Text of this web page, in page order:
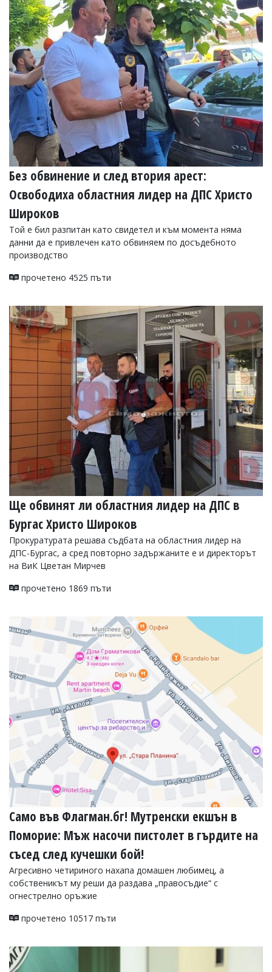
Без обвинение и след втория арест:
Освободиха областния лидер на ДПС Христо
Широков
Той е бил разпитан като свидетел и към момента няма
данни да е привлечен като обвиняем по досъдебното
производство
прочетено 4525 пъти
Ще обвинят ли областния лидер на ДПС в
Бургас Христо Широков
Прокуратурата решава съдбата на областния лидер на
ДПС-Бургас, а сред повторно задържаните е и директорът
на ВиК Цветан Мирчев
прочетено 1869 пъти
Само във Флагман.бг! Мутренски екшън в
Поморие: Мъж насочи пистолет в гърдите на
съсед след кучешки бой!
Агресивно четириного нахапа домашен любимец, а
собственикът му реши да раздава „правосъдие“ с
огнестрелно оръжие
прочетено 10517 пъти